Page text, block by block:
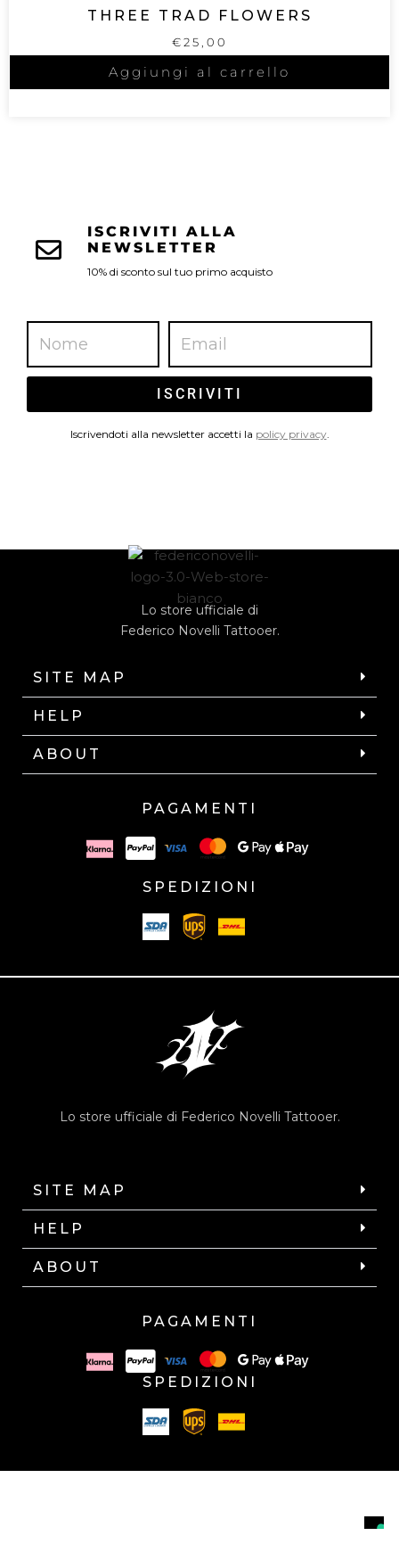
THREE TRAD FLOWERS
€25,00
Aggiungi al carrello
ISCRIVITI ALLA
NEWSLETTER
10% di sconto sul tuo primo acquisto
ISCRIVITI
Iscrivendoti alla newsletter accetti la policy privacy.
Lo store ufficiale di
Federico Novelli Tattooer.
SITE MAP
HELP
ABOUT
PAGAMENTI
SPEDIZIONI
Lo store ufficiale di Federico Novelli Tattooer.
SITE MAP
HELP
ABOUT
PAGAMENTI
SPEDIZIONI